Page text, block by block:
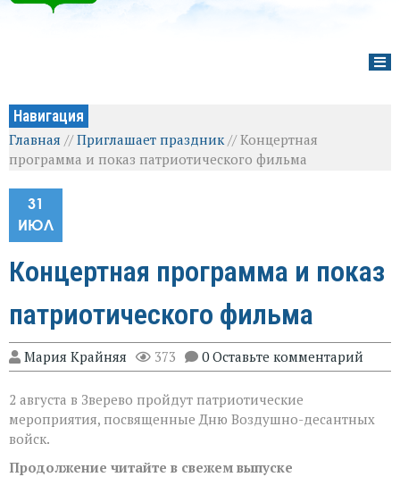
Навигация
Главная //Приглашает праздник //Концертная
программа и показ патриотического фильма
31
ИЮЛ
Концертная программа и показ
патриотического фильма
Мария Крайняя 373 0 Оставьте комментарий
2 августа в Зверево пройдут патриотические
мероприятия, посвященные Дню Воздушно-десантных
войск.
Продолжение читайте в свежем выпуске